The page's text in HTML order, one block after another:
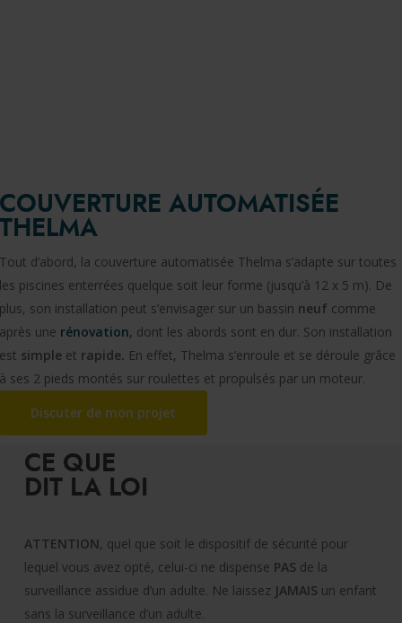
AUTOMATISÉE
d’abord, la couverture automatisée Thelma s’adapte sur toutes
piscines enterrées quelque soit leur forme (jusqu’à 12 x 5 m). De
son installation peut s’envisager sur un bassin neuf comme
une rénovation, dont les abords sont en dur. Son installation
simpleet rapide. En effet, Thelma s’enroule et se déroule grâce
ses 2 pieds montés sur roulettes et propulsés par un moteur.
Discuter de mon projet
CE QUE
DIT LA LOI
ATTENTION, quel que soit le dispositif de sécurité pour
lequel vous avez opté, celui-ci ne dispense PAS de la
surveillance assidue d’un adulte. Ne laissez JAMAIS un enfant
sans la surveillance d’un adulte.